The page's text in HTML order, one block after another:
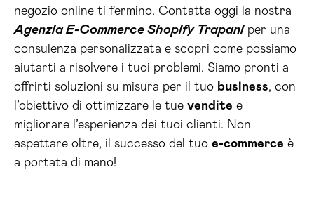
negozio online ti fermino. Contatta oggi la nostra
Agenzia E-Commerce Shopify Trapaniper una
consulenza personalizzata e scopri come possiamo
aiutarti a risolvere i tuoi problemi. Siamo pronti a
offrirti soluzioni su misura per il tuo business, con
l’obiettivo di ottimizzare le tue vendite e
migliorare l’esperienza dei tuoi clienti. Non
aspettare oltre, il successo del tuo e-commerce è
a portata di mano!